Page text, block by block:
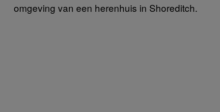
omgeving van een herenhuis in Shoreditch.